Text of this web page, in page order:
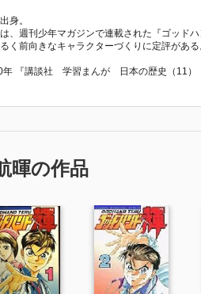
身。
、週刊少年マガジンで連載された『ゴッド
く前向きなキャラクターづくりに定評がある
年 『講談社 学習まんが 日本の歴史（11
暉の作品